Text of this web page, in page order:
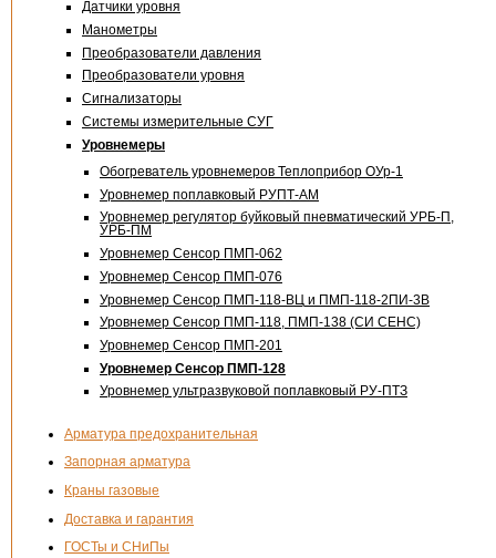
Датчики уровня
Манометры
Преобразователи давления
Преобразователи уровня
Сигнализаторы
Системы измерительные СУГ
Уровнемеры
Обогреватель уровнемеров Теплоприбор ОУр-1
Уровнемер поплавковый РУПТ-АМ
Уровнемер регулятор буйковый пневматический УРБ-П,
УРБ-ПМ
Уровнемер Сенсор ПМП-062
Уровнемер Сенсор ПМП-076
Уровнемер Сенсор ПМП-118-ВЦ и ПМП-118-2ПИ-3В
Уровнемер Сенсор ПМП-118, ПМП-138 (СИ СЕНС)
Уровнемер Сенсор ПМП-201
Уровнемер Сенсор ПМП-128
Уровнемер ультразвуковой поплавковый РУ-ПТЗ
Арматура предохранительная
Запорная арматура
Краны газовые
Доставка и гарантия
ГОСТы и СНиПы